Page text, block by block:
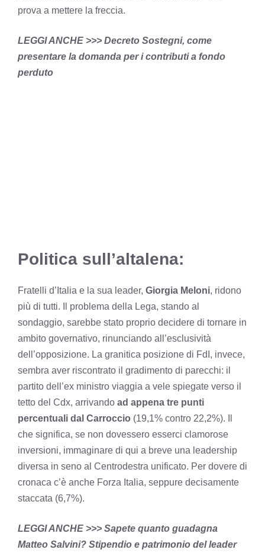
prova a mettere la freccia.
LEGGI ANCHE >>> Decreto Sostegni, come
presentare la domanda per i contributi a fondo
perduto
Politica sull’altalena:
Fratelli d’Italia e la sua leader, Giorgia Meloni, ridono
più di tutti. Il problema della Lega, stando al
sondaggio, sarebbe stato proprio decidere di tornare in
ambito governativo, rinunciando all’esclusività
dell’opposizione. La granitica posizione di FdI, invece,
sembra aver riscontrato il gradimento di parecchi: il
partito dell’ex ministro viaggia a vele spiegate verso il
tetto del Cdx, arrivando ad appena tre punti
percentuali dal Carroccio (19,1% contro 22,2%). Il
che significa, se non dovessero esserci clamorose
inversioni, immaginare di qui a breve una leadership
diversa in seno al Centrodestra unificato. Per dovere di
cronaca c’è anche Forza Italia, seppure decisamente
staccata (6,7%).
LEGGI ANCHE >>> Sapete quanto guadagna
Matteo Salvini? Stipendio e patrimonio del leader